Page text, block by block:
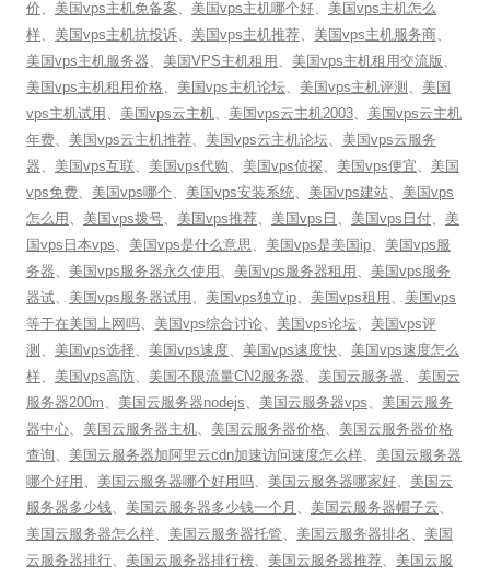
价、 美国vps主机免备案、 美国vps主机哪个好、 美国vps主机怎么
样、 美国vps主机抗投诉、 美国vps主机推荐、 美国vps主机服务商、
美国vps主机服务器、 美国VPS主机租用 、 美国vps主机租用交流版、
美国vps主机租用价格、 美国vps主机论坛、 美国vps主机评测 、 美国
vps主机试用 、 美国vps云主机、 美国vps云主机2003、 美国vps云主机
年费、 美国vps云主机推荐、 美国vps云主机论坛、 美国vps云服务
器、 美国vps互联、 美国vps代购、 美国vps侦探、 美国vps便宜、 美国
vps免费、 美国vps哪个、 美国vps安装系统、 美国vps建站、 美国vps
怎么用 、 美国vps拨号、 美国vps推荐、 美国vps日 、 美国vps日付、 美
国vps日本vps、 美国vps是什么意思、 美国vps是美国ip、 美国vps服
务器、 美国vps服务器永久使用 、 美国vps服务器租用 、 美国vps服务
器试、 美国vps服务器试用 、 美国vps独立ip、 美国vps租用 、 美国vps
等于在美国上网吗、 美国vps综合讨论、 美国vps论坛、 美国vps评
测 、 美国vps选择、 美国vps速度、 美国vps速度快、 美国vps速度怎么
样、 美国vps高防、 美国不限流量CN2服务器、 美国云服务器、 美国云
服务器200m、 美国云服务器nodejs、 美国云服务器vps、 美国云服务
器中心、 美国云服务器主机、 美国云服务器价格、 美国云服务器价格
查询、 美国云服务器加阿里云cdn加速访问速度怎么样、 美国云服务器
哪个好用 、 美国云服务器哪个好用吗、 美国云服务器哪家好、 美国云
服务器多少钱、 美国云服务器多少钱一个月 、 美国云服务器帽子云、
美国云服务器怎么样、 美国云服务器托管、 美国云服务器排名 、 美国
云服务器排行、 美国云服务器排行榜、 美国云服务器推荐、 美国云服